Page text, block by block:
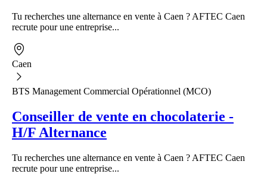
Tu recherches une alternance en vente à Caen ? AFTEC Caen
recrute pour une entreprise...
Caen
BTS Management Commercial Opérationnel (MCO)
Conseiller de vente en chocolaterie -
H/F Alternance
Tu recherches une alternance en vente à Caen ? AFTEC Caen
recrute pour une entreprise...